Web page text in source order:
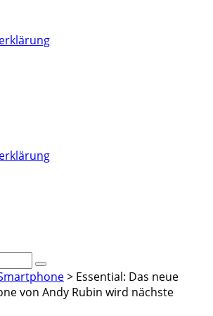
Suche
> Essential: Das neue
von Andy Rubin wird nächste